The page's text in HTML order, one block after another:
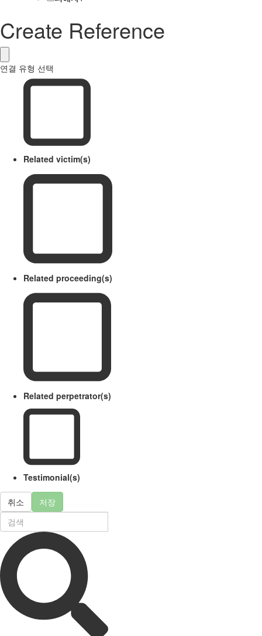
Create Reference
연결 유형 선택
Related victim(s)
Related proceeding(s)
Related perpetrator(s)
Testimonial(s)
취소 저장